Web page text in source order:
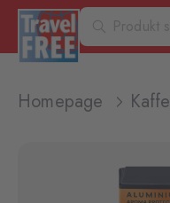
Homepage